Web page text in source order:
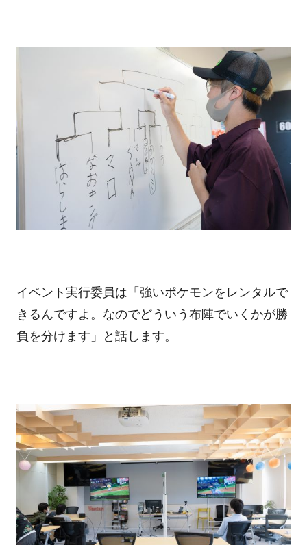
イベント実行委員は「強いポケモンをレンタルで
きるんですよ。なのでどういう布陣でいくかが勝
負を分けます」と話します。